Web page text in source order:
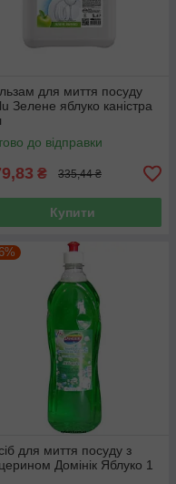
для миття посуду
Зелене яблуко каністра
до відправки
₴ 335,44 ₴
Купити
для миття посуду з
Домінік Яблуко 1